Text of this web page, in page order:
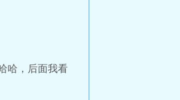
哈，后面我看